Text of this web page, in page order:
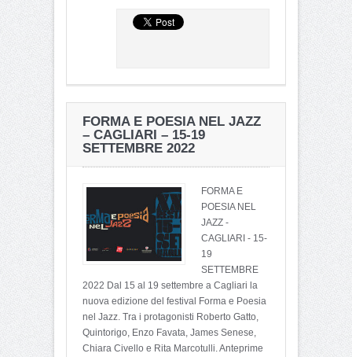
FORMA E POESIA NEL JAZZ
– CAGLIARI – 15-19
SETTEMBRE 2022
FORMA E
POESIA NEL
JAZZ -
CAGLIARI - 15-
19
SETTEMBRE
2022 Dal 15 al 19 settembre a Cagliari la
nuova edizione del festival Forma e Poesia
nel Jazz. Tra i protagonisti Roberto Gatto,
Quintorigo, Enzo Favata, James Senese,
Chiara Civello e Rita Marcotulli. Anteprime